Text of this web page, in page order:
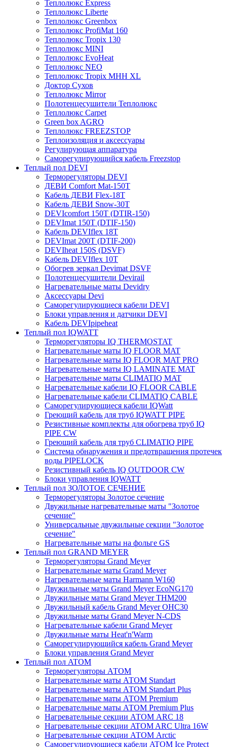
Теплолюкс Express
Теплолюкс Liberte
Теплолюкс Greenbox
Теплолюкс ProfiMat 160
Теплолюкс Tropix 130
Теплолюкс MINI
Теплолюкс EvoHeat
Теплолюкс NEO
Теплолюкс Tropix МНН XL
Доктор Сухов
Теплолюкс Mirror
Полотенцесушители Теплолюкс
Теплолюкс Carpet
Green box AGRO
Теплолюкс FREEZSTOP
Теплоизоляция и аксессуары
Регулирующая аппаратура
Cаморегулирующийся кабель Freezstop
Теплый пол DEVI
Терморегуляторы DEVI
ДЕВИ Comfort Mat-150T
Кабель ДЕВИ Flex-18T
Кабель ДЕВИ Snow-30T
DEVIcomfort 150T (DTIR-150)
DEVImat 150T (DTIF-150)
Кабель DEVIflex 18T
DEVImat 200T (DTIF-200)
DEVIheat 150S (DSVF)
Кабель DEVIflex 10T
Обогрев зеркал Devimat DSVF
Полотенцесушители Devirail
Нагревательные маты Devidry
Аксессуары Devi
Саморегулирующиеся кабели DEVI
Блоки управления и датчики DEVI
Кабель DEVIpipeheat
Теплый пол IQWATT
Терморегуляторы IQ THERMOSTAT
Нагревательные маты IQ FLOOR MAT
Нагревательные маты IQ FLOOR MAT PRO
Нагревательные маты IQ LAMINATE MAT
Нагревательные маты CLIMATIQ MAT
Нагревательные кабели IQ FLOOR CABLE
Нагревательные кабели CLIMATIQ CABLE
Саморегулирующиеся кабели IQWatt
Греющий кабель для труб IQWATT PIPE
Резистивные комплекты для обогрева труб IQ
PIPE CW
Греющий кабель для труб CLIMATIQ PIPE
Система обнаружения и предотвращения протечек
воды PIPELOCK
Резистивный кабель IQ OUTDOOR CW
Блоки управления IQWATT
Теплый пол ЗОЛОТОЕ СЕЧЕНИЕ
Терморегуляторы Золотое сечение
Двужильные нагревательные маты "Золотое
сечение"
Универсальные двужильные секции "Золотое
сечение"
Нагревательные маты на фольге GS
Теплый пол GRAND MEYER
Терморегуляторы Grand Meyer
Нагревательные маты Grand Meyer
Нагревательные маты Harmann W160
Двужильные маты Grand Meyer EcoNG170
Двужильные маты Grand Meyer THM200
Двужильный кабель Grand Meyer OHC30
Двужильные маты Grand Meyer N-CDS
Нагревательные кабели Grand Meyer
Двужильные маты Heat'n'Warm
Саморегулирующийся кабель Grand Meyer
Блоки управления Grand Meyer
Теплый пол ATOM
Терморегуляторы АТОМ
Нагревательные маты АТОМ Standart
Нагревательные маты АТОМ Standart Plus
Нагревательные маты АТОМ Premium
Нагревательные маты АТОМ Premium Plus
Нагревательные секции АТОМ ARC 18
Нагревательные секции ATOM ARC Ultra 16W
Нагревательные секции АТОМ Arctic
Саморегулирующиеся кабели ATOM Ice Protect